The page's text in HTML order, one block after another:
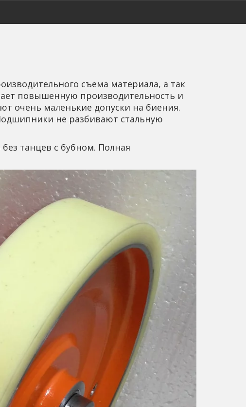
съема материала, а так
повышенную производительность и
очень маленькие допуски на биения.
не разбивают стальную
танцев с бубном. Полная